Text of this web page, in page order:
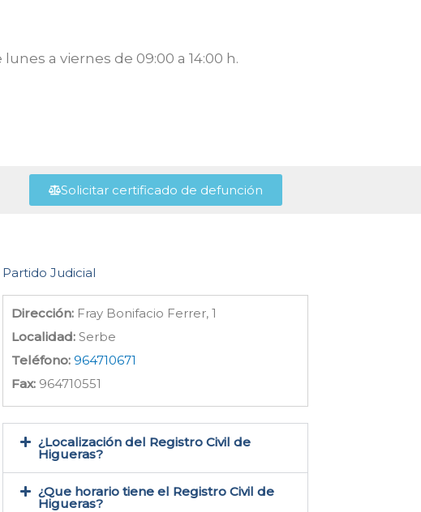
lunes a viernes de 09:00 a 14:00 h.
Solicitar certificado de defunción
Partido Judicial
Dirección: Fray Bonifacio Ferrer, 1
Localidad: Serbe
Teléfono: 964710671
Fax: 964710551
¿Localización del Registro Civil de
Higueras​?
¿Que horario tiene el Registro Civil de
Higueras?